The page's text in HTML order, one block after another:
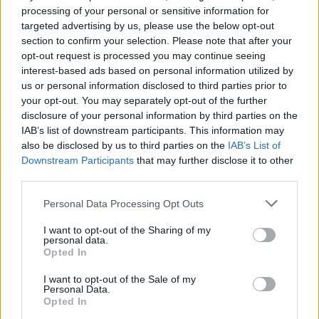
processing of your personal or sensitive information for
targeted advertising by us, please use the below opt-out
section to confirm your selection. Please note that after your
opt-out request is processed you may continue seeing
interest-based ads based on personal information utilized by
us or personal information disclosed to third parties prior to
your opt-out. You may separately opt-out of the further
disclosure of your personal information by third parties on the
IAB’s list of downstream participants. This information may
also be disclosed by us to third parties on the IAB’s List of
Downstream Participants that may further disclose it to other
Please note that this website/app uses one or more Google
not limited to your visit or usage behaviour. You may click to
grant or deny consent to Google and its third-party tags to
use your data for below specified purposes in below Google
consent section.
Personal Data Processing Opt Outs
I want to opt-out of the Sharing of my
personal data.
Opted In
I want to opt-out of the Sale of my
Personal Data.
Opted In
Oszd meg ezt a posztot:
WhatsappRedditShare
via
Email
ELŐZŐ POSZT
VICC: A rendőrség elkapja azt a roma